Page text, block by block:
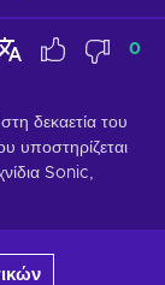
0
δεκαετία του
υποστηρίζεται
Sonic,